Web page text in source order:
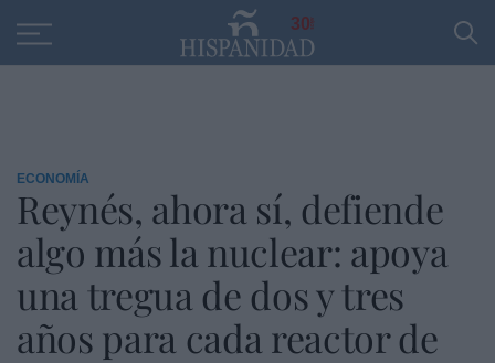
30
ECONOMÍA
Reynés, ahora sí, defiende
algo más la nuclear: apoya
una tregua de dos y tres
años para cada reactor de